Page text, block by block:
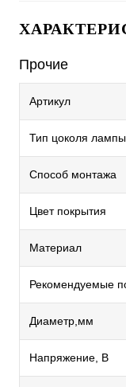
Прочие
Артикул
Тип цоколя лампы
Способ монтажа
Цвет покрытия
Материал
Диаметр,мм
Напряжение, В